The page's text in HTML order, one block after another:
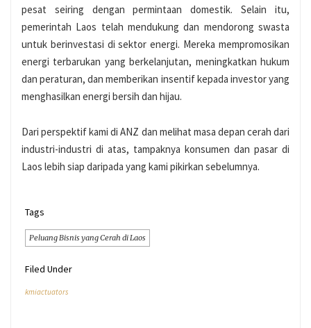
pesat seiring dengan permintaan domestik. Selain itu,
pemerintah Laos telah mendukung dan mendorong swasta
untuk berinvestasi di sektor energi. Mereka mempromosikan
energi terbarukan yang berkelanjutan, meningkatkan hukum
dan peraturan, dan memberikan insentif kepada investor yang
menghasilkan energi bersih dan hijau.
Dari perspektif kami di ANZ dan melihat masa depan cerah dari
industri-industri di atas, tampaknya konsumen dan pasar di
Laos lebih siap daripada yang kami pikirkan sebelumnya.
Tags
Peluang Bisnis yang Cerah di Laos
Filed Under
kmiactuators